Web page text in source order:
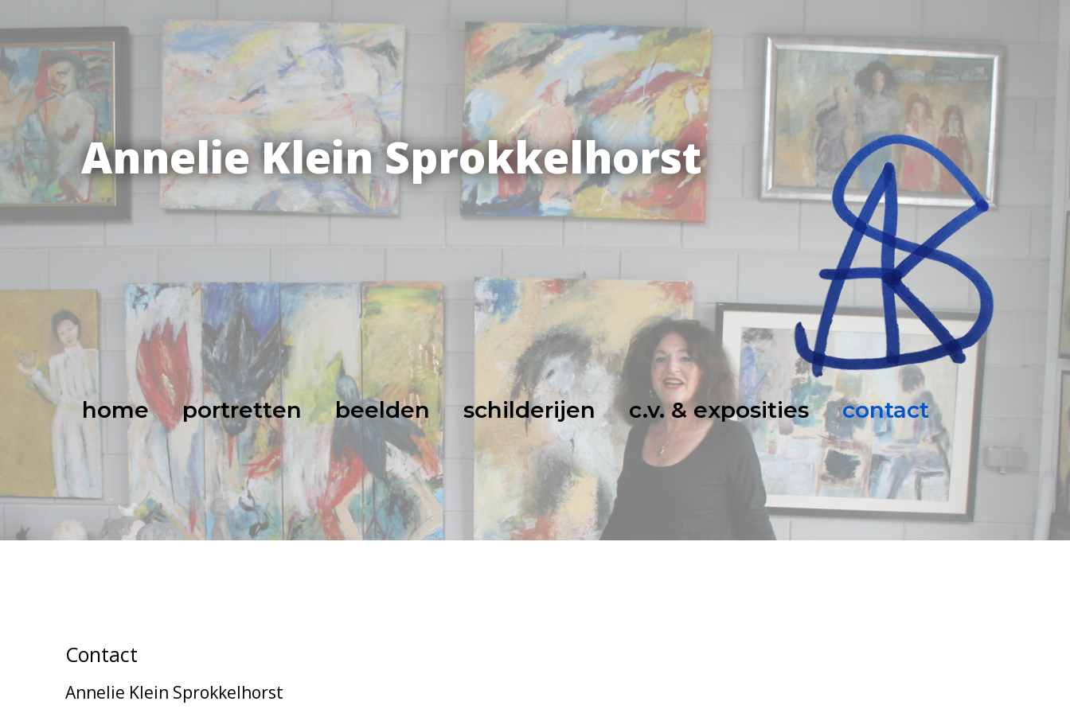
Annelie Klein Sprokkelhorst
home portretten beelden schilderijen c.v. & exposities contact
Contact
Annelie Klein Sprokkelhorst